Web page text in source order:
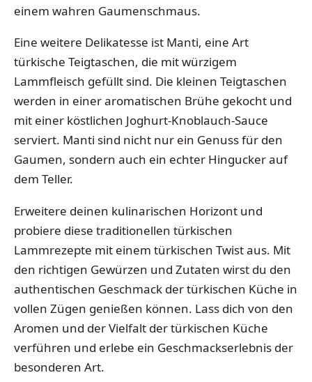
einem wahren Gaumenschmaus.
Eine weitere Delikatesse ist Manti, eine Art
türkische Teigtaschen, die mit würzigem
Lammfleisch gefüllt sind. Die kleinen Teigtaschen
werden in einer aromatischen Brühe gekocht und
mit einer köstlichen Joghurt-Knoblauch-Sauce
serviert. Manti sind nicht nur ein Genuss für den
Gaumen, sondern auch ein echter Hingucker auf
dem Teller.
Erweitere deinen kulinarischen Horizont und
probiere diese traditionellen türkischen
Lammrezepte mit einem türkischen Twist aus. Mit
den richtigen Gewürzen und Zutaten wirst du den
authentischen Geschmack der türkischen Küche in
vollen Zügen genießen können. Lass dich von den
Aromen und der Vielfalt der türkischen Küche
verführen und erlebe ein Geschmackserlebnis der
besonderen Art.